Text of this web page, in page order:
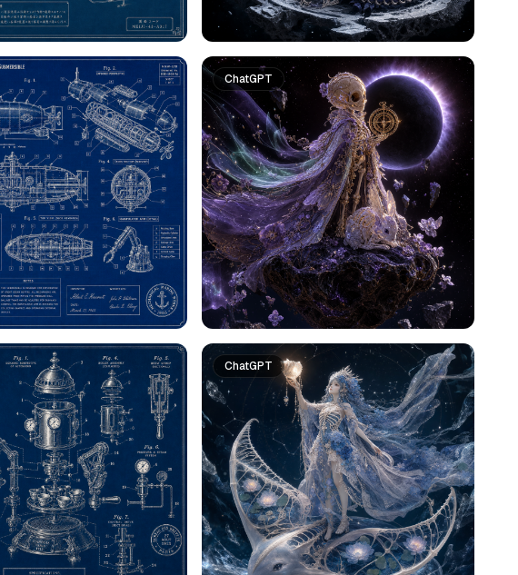
ChatGPT
ChatGPT